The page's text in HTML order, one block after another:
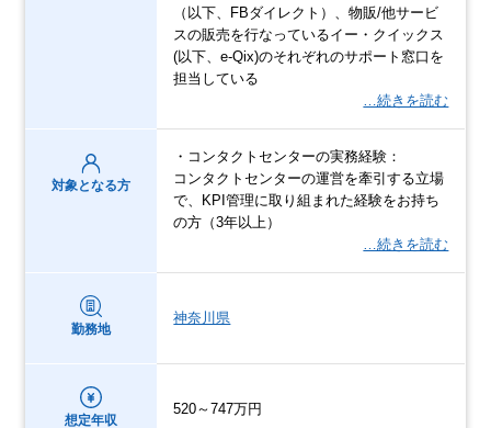
（以下、FBダイレクト）、物販/他サービ
スの販売を行なっているイー・クイックス
(以下、e-Qix)のそれぞれのサポート窓口を
担当している
…続きを読む
対象となる方
・コンタクトセンターの実務経験：
コンタクトセンターの運営を牽引する立場
で、KPI管理に取り組まれた経験をお持ち
の方（3年以上）
…続きを読む
勤務地
神奈川県
想定年収
520～747万円